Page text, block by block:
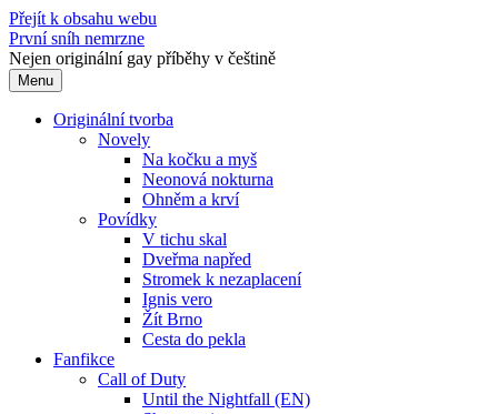
Přejít k obsahu webu
První sníh nemrzne
Nejen originální gay příběhy v češtině
Menu
Originální tvorba
Novely
Na kočku a myš
Neonová nokturna
Ohněm a krví
Povídky
V tichu skal
Dveřma napřed
Stromek k nezaplacení
Ignis vero
Žít Brno
Cesta do pekla
Fanfikce
Call of Duty
Until the Nightfall (EN)